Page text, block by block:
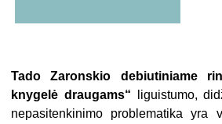
Tado Zaronskio debiutiniame
knygelė draugams“ liguistumo,
nepasitenkinimo problematika yra